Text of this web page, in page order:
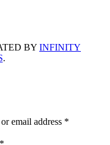
BY INFINITY
.
email address *